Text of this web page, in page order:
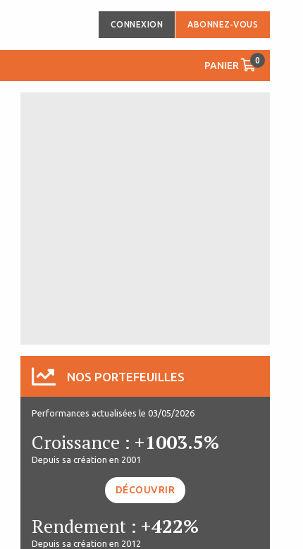
CONNEXION ABONNEZ-VOUS
PANIER 0
NOS PORTEFEUILLES
Performances actualisées le 03/05/2026
Croissance : +1003.5%
Depuis sa création en 2001
DÉCOUVRIR
Rendement : +422%
Depuis sa création en 2012